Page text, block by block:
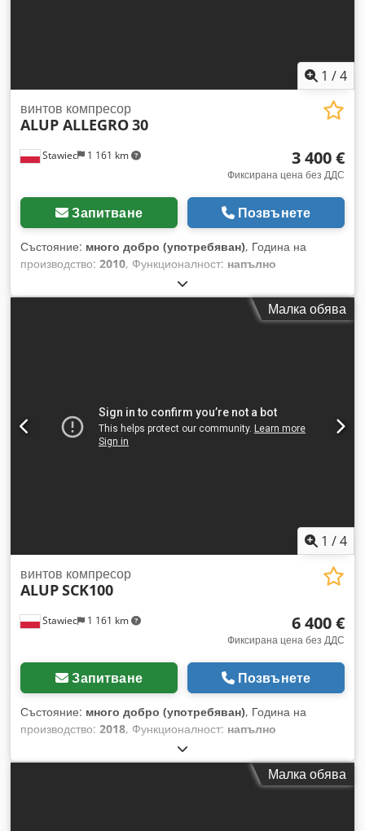
1 /4
Stawiec 1 161 km
винтов компресор
ALUP ALLEGRO30
3 400 €
Фиксирана цена без ДДС
Запитване Позвънете
Състояние: много добро (употребяван), Година на
производство: 2010, Функционалност: напълно
, Винтов компресор ALUP ALLEGRO 30 10,
оборудван с честотен преобразувател, след сервизно
обслужване. Технически данни: Chsdpfx Aezmuwbepbea
линк към видео.
Малка обява
1 /4
Stawiec 1 161 km
винтов компресор
ALUPSCK100
6 400 €
Фиксирана цена без ДДС
Запитване Позвънете
Състояние: много добро (употребяван), Година на
производство: 2018, Функционалност: напълно
, Винтов компресор ALUP SCK100, машина
с топлообменник, след сервизно обслужване. Технически
данни: производителност: 12,40 м³/мин; мощност наМалка обява